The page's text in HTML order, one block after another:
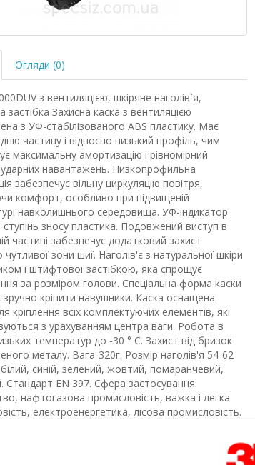
Огляди (0)
з вентиляцією, шкіряне наголів`я,
Захисна каска з вентиляцією
​​з УФ-стабілізованого ABS пластику. Має
частину і відносно низький профіль, чим
максимальну амортизацію і рівномірний
ударних навантажень. Низкопрофильна
забезпечує вільну циркуляцію повітря,
комфорт, особливо при підвищеній
навколишнього середовища. УФ-індикатор
ступінь зносу пластика. Подовжений виступ в
частині забезпечує додатковий захист
​​зони шиї. Наголів'є з натуральної шкіри
і штифтової застібкою, яка спрощує
за розміром голови. Спеціальна форма каски
кріпити навушники. Каска оснащена
кріплення всіх комплектуючих елементів, які
з урахуванням центра ваги. Робота в
температур до -30 ° C. Захист від бризок
металу. Вага-320г. Розмір наголів'я 54-62
синій, зелений, жовтий, помаранчевий,
Стандарт EN 397. Сфера застосування:
нафтогазова промисловість, важка і легка
електроенергетика, лісова промисловість.